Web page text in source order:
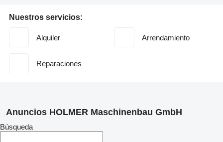
Nuestros servicios:
Alquiler Arrendamiento
Reparaciones
Anuncios HOLMER Maschinenbau GmbH
Búsqueda